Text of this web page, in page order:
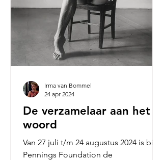
De verzamelaar aan het
woord
Van 27 juli t/m 24 augustus 2024 is bij
Pennings Foundation de
Irma van Bommel
24 apr 2024